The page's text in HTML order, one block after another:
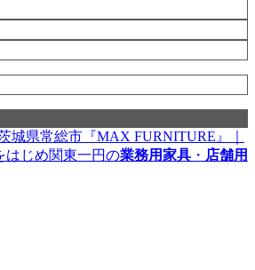
城県常総市『MAX FURNITURE』｜
はじめ関東一円の業務用家具 ・ 店舗用